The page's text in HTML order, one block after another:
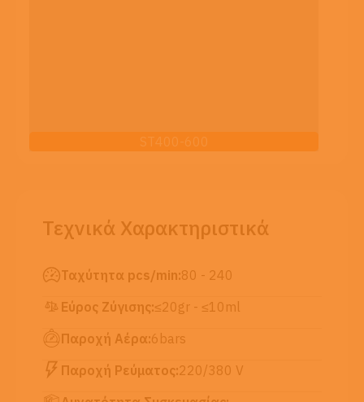
ST400-600
Τεχνικά Χαρακτηριστικά
Ταχύτητα pcs/min:80 - 240
Εύρος Ζύγισης:≤20gr - ≤10ml
Παροχή Αέρα:6bars
Παροχή Ρεύματος:220/380 V